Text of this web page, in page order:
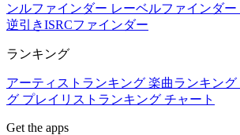
ンルファインダー レーベルファインダー
逆引きISRCファインダー
ランキング
アーティストランキング 楽曲ランキング
グ プレイリストランキング チャート
Get the apps